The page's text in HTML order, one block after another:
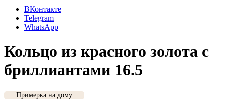
ВКонтакте
Telegram
WhatsApp
Кольцо из красного золота с
бриллиантами 16.5
Примерка на дому